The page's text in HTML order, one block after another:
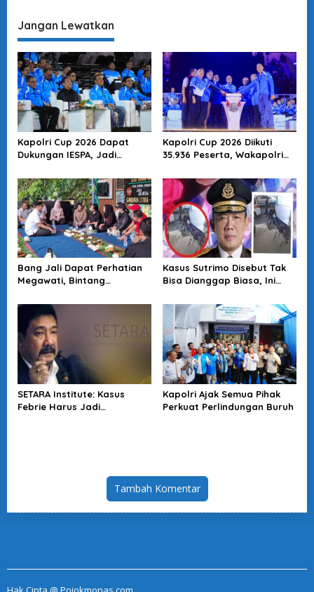
Tengah
Jangan Lewatkan
Kapolri Cup 2026 Dapat
Dukungan IESPA, Jadi
Talenta E-Sports Nasional
Kapolri Cup 2026 Diikuti
35.936 Peserta, Wakapolri
Talenta Digital
Bang Jali Dapat Perhatian
Megawati, Bintang
Pojok Baca
Kasus Sutrimo Disebut Tak
Bisa Dianggap Biasa, Ini
Tuntas
SETARA Institute: Kasus
Febrie Harus Jadi
Kapolri Ajak Semua Pihak
Perkuat Perlindungan Buruh
Tambah Komentar